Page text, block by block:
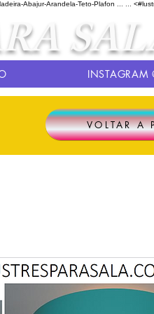
Abajur-Arandela-Teto-Plafon ...
INSTAGRAM
VOLTAR A